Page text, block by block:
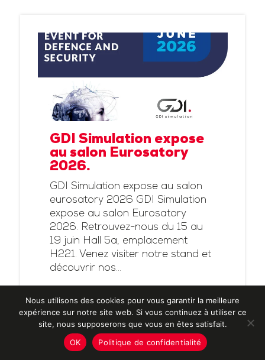
GDI Simulation expose
au salon Eurosatory
2026.
GDI Simulation expose au salon
eurosatory 2026 GDI Simulation
expose au salon Eurosatory
2026. Retrouvez-nous du 15 au
19 juin Hall 5a, emplacement
H221. Venez visiter notre stand et
découvrir nos...
En savoir plus
Nous utilisons des cookies pour vous garantir la meilleure
expérience sur notre site web. Si vous continuez à utiliser ce
site, nous supposerons que vous en êtes satisfait.
OK
Politique de confidentialité